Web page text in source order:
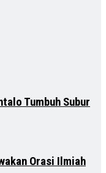
Tumbuh Subur
Orasi Ilmiah